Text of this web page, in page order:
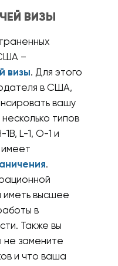
ВИЗЫ
–
визы. Для этого
в США,
вашу
типов
L-1, O-1 и
имеет
.
иметь высшее
в
Также вы
не замените
и что ваша